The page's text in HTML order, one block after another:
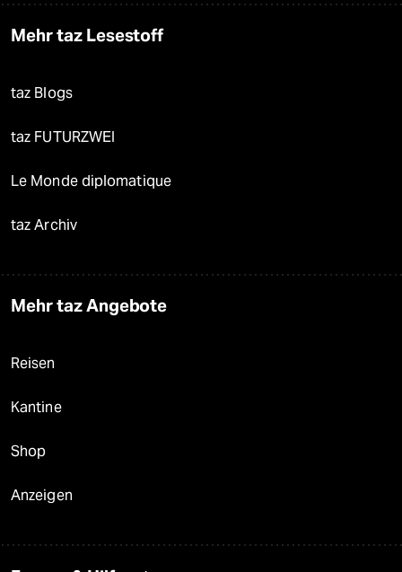
Mehr taz Lesestoff
taz Blogs
taz FUTURZWEI
Le Monde diplomatique
taz Archiv
Mehr taz Angebote
Reisen
Kantine
Shop
Anzeigen